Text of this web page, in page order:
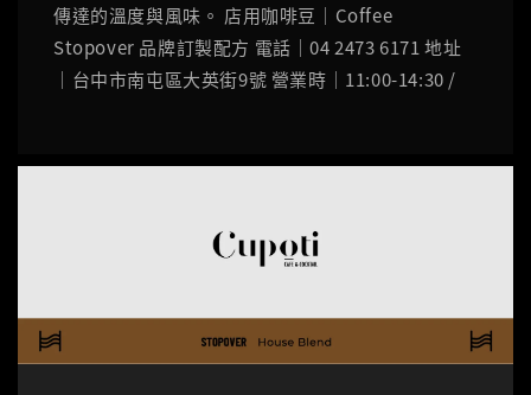
傳達的溫度與風味。 店用咖啡豆｜Coffee
Stopover 品牌訂製配方 電話｜04 2473 6171 地址
｜台中市南屯區大英街9號 營業時｜11:00-14:30 /